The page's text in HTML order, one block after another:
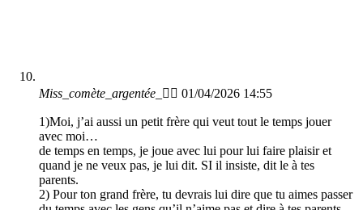
Miss_comète_argentée_🐱‍🚀 01/04/2026 14:55
1)Moi, j’ai aussi un petit frère qui veut tout le temps jouer
avec moi…
de temps en temps, je joue avec lui pour lui faire plaisir et
quand je ne veux pas, je lui dit. SI il insiste, dit le à tes
parents.
2) Pour ton grand frère, tu devrais lui dire que tu aimes passer